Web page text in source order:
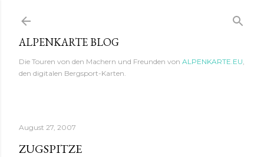
Direkt zum Hauptbereich
ALPENKARTE BLOG
Die Touren von den Machern und Freunden von ALPENKARTE.EU,
den digitalen Bergsport-Karten.
August 27, 2007
ZUGSPITZE